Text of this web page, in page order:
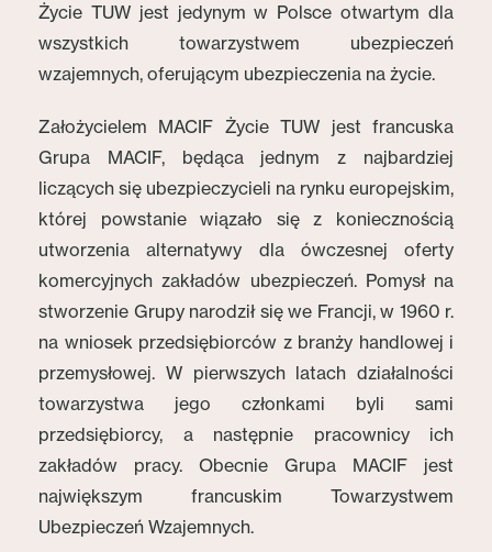
Życie TUW jest jedynym w Polsce otwartym dla
wszystkich towarzystwem ubezpieczeń
wzajemnych, oferującym ubezpieczenia na życie.
Założycielem MACIF Życie TUW jest francuska
Grupa MACIF, będąca jednym z najbardziej
liczących się ubezpieczycieli na rynku europejskim,
której powstanie wiązało się z koniecznością
utworzenia alternatywy dla ówczesnej oferty
komercyjnych zakładów ubezpieczeń. Pomysł na
stworzenie Grupy narodził się we Francji, w 1960 r.
na wniosek przedsiębiorców z branży handlowej i
przemysłowej. W pierwszych latach działalności
towarzystwa jego członkami byli sami
przedsiębiorcy, a następnie pracownicy ich
zakładów pracy. Obecnie Grupa MACIF jest
największym francuskim Towarzystwem
Ubezpieczeń Wzajemnych.